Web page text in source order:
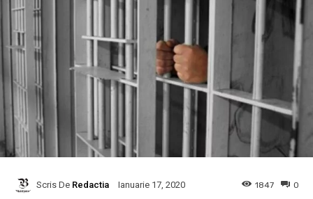
Scris De Redactia Ianuarie 17, 2020 0
1847